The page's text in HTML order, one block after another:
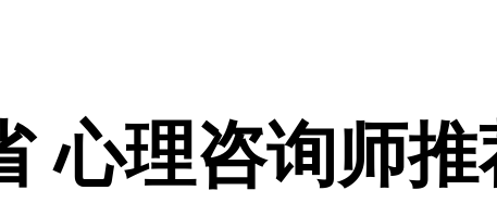
心理咨询师